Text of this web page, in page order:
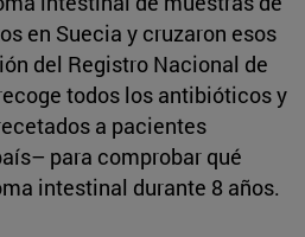
en Suecia y cruzaron esos
del Registro Nacional de
todos los antibióticos y
a pacientes
para comprobar qué
intestinal durante 8 años.